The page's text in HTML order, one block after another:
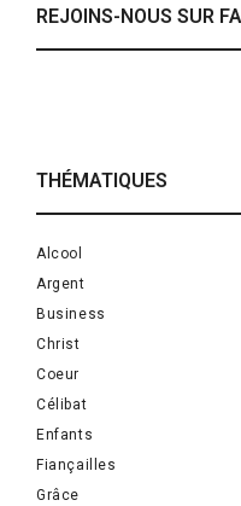
REJOINS-NOUS SUR
THÉMATIQUES
Alcool
Argent
Business
Christ
Coeur
Célibat
Enfants
Fiançailles
Grâce